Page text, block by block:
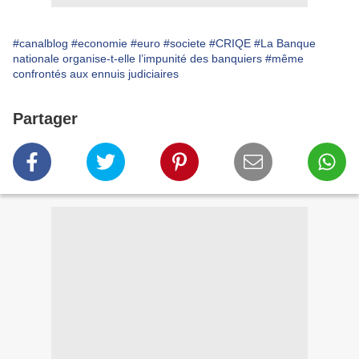
#canalblog #economie #euro #societe #CRIQE #La Banque
nationale organise-t-elle l’impunité des banquiers #même
confrontés aux ennuis judiciaires
Partager